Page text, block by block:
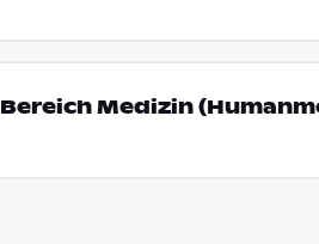
Medizin